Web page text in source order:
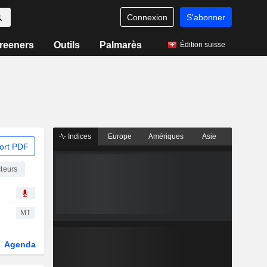
Connexion S'abonner
Outils Palmarès Édition suisse
PDF
MT
Agenda
Indices Europe Amériques Asie